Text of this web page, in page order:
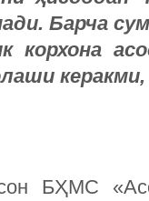
. Барча
корхона
БҲМС